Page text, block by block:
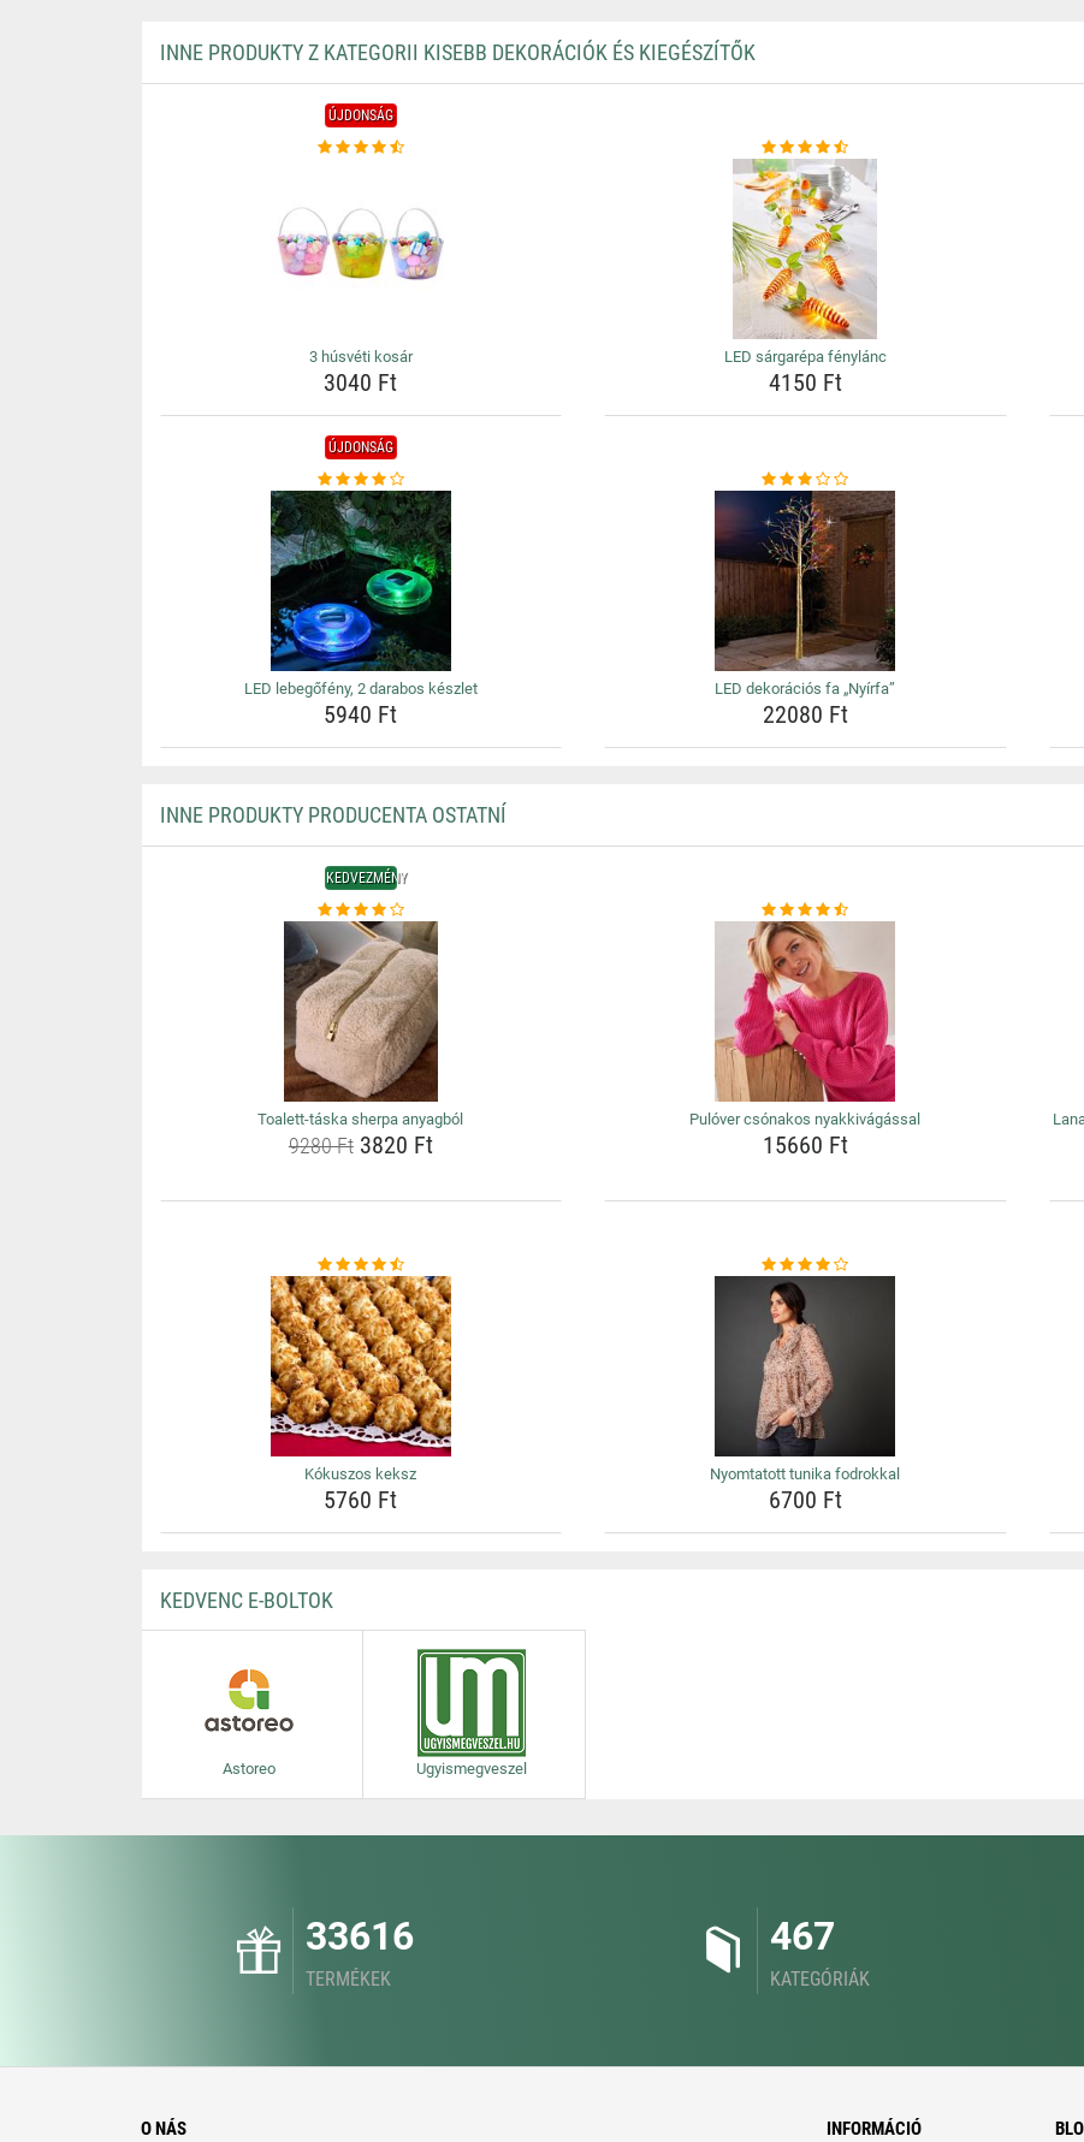
INNE PRODUKTY Z KATEGORII KISEBB DEKORÁCIÓK ÉS KIEGÉSZÍTŐK
ÚJDONSÁG
3 húsvéti kosár
3040 Ft
LED sárgarépa fénylánc
4150 Ft
ÚJDONSÁG
LED lebegőfény, 2 darabos készlet
5940 Ft
LED dekorációs fa „Nyírfa”
22080 Ft
INNE PRODUKTY PRODUCENTA OSTATNÍ
KEDVEZMÉNY
Toalett-táska sherpa anyagból
9280 Ft3820 Ft
Pulóver csónakos nyakkivágással
15660 Ft
Kókuszos keksz
5760 Ft
Nyomtatott tunika fodrokkal
6700 Ft
KEDVENC E-BOLTOK
Astoreo Ugyismegveszel
33616
TERMÉKEK
467
KATEGÓRIÁK
O NÁS INFORMÁCIÓ